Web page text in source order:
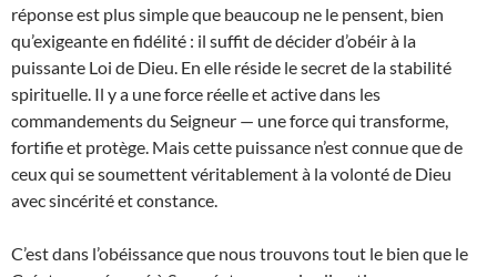
réponse est plus simple que beaucoup ne le pensent, bien
qu’exigeante en fidélité : il suffit de décider d’obéir à la
puissante Loi de Dieu. En elle réside le secret de la stabilité
spirituelle. Il y a une force réelle et active dans les
commandements du Seigneur — une force qui transforme,
fortifie et protège. Mais cette puissance n’est connue que de
ceux qui se soumettent véritablement à la volonté de Dieu
avec sincérité et constance.
C’est dans l’obéissance que nous trouvons tout le bien que le